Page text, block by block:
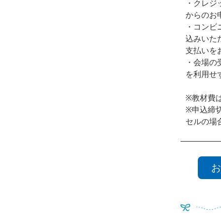
・クレ
からのお
・コン
込みいた
支払いを
・会場
を利用せ
※教材費
※申込締
セルの場